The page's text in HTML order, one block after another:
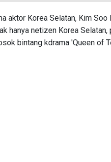
aktor Korea Selatan, Kim
hanya netizen Korea
bintang kdrama 'Queen of